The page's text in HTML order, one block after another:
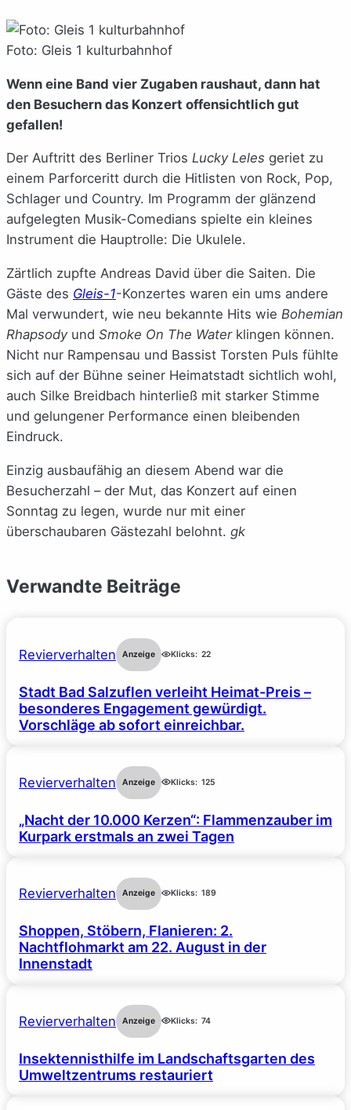
Foto: Gleis 1 kulturbahnhof
Wenn eine Band vier Zugaben raushaut, dann hat
den Besuchern das Konzert offensichtlich gut
gefallen!
Der Auftritt des Berliner Trios Lucky Leles geriet zu
einem Parforceritt durch die Hitlisten von Rock, Pop,
Schlager und Country. Im Programm der glänzend
aufgelegten Musik-Comedians spielte ein kleines
Instrument die Hauptrolle: Die Ukulele.
Zärtlich zupfte Andreas David über die Saiten. Die
Gäste des Gleis-1-Konzertes waren ein ums andere
Mal verwundert, wie neu bekannte Hits wie Bohemian
Rhapsodyund Smoke On The Waterklingen können.
Nicht nur Rampensau und Bassist Torsten Puls fühlte
sich auf der Bühne seiner Heimatstadt sichtlich wohl,
auch Silke Breidbach hinterließ mit starker Stimme
und gelungener Performance einen bleibenden
Eindruck.
Einzig ausbaufähig an diesem Abend war die
Besucherzahl – der Mut, das Konzert auf einen
Sonntag zu legen, wurde nur mit einer
überschaubaren Gästezahl belohnt. gk
Verwandte Beiträge
Revierverhalten Anzeige Klicks: 22
Stadt Bad Salzuflen verleiht Heimat-Preis –
besonderes Engagement gewürdigt.
Vorschläge ab sofort einreichbar.
Revierverhalten Anzeige Klicks: 125
„Nacht der 10.000 Kerzen“: Flammenzauber im
Kurpark erstmals an zwei Tagen
Revierverhalten Anzeige Klicks: 189
Shoppen, Stöbern, Flanieren: 2.
Nachtflohmarkt am 22. August in der
Innenstadt
Revierverhalten Anzeige Klicks: 74
Insektennisthilfe im Landschaftsgarten des
Umweltzentrums restauriert